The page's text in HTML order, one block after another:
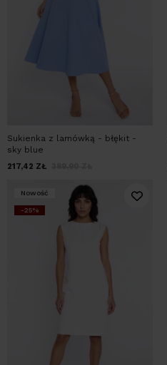
Sukienka z lamówką - błękit -
sky blue
217,42 ZŁ
Nowość
-25%